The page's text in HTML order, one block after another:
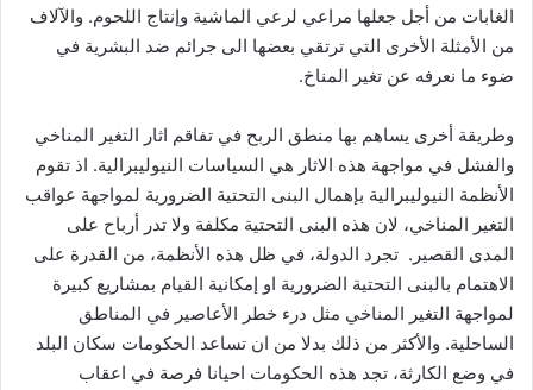
الغابات من أجل جعلها مراعي لرعي الماشية وإنتاج اللحوم. والآلاف
من الأمثلة الأخرى التي ترتقي بعضها الى جرائم ضد البشرية في
ضوء ما نعرفه عن تغير المناخ.
وطريقة أخرى يساهم بها منطق الربح في تفاقم اثار التغير المناخي
والفشل في مواجهة هذه الاثار هي السياسات النيوليبرالية. اذ تقوم
الأنظمة النيوليبرالية بإهمال البنى التحتية الضرورية لمواجهة عواقب
التغير المناخي، لان هذه البنى التحتية مكلفة ولا تدر أرباح على
المدى القصير. تجرد الدولة، في ظل هذه الأنظمة، من القدرة على
الاهتمام بالبنى التحتية الضرورية او إمكانية القيام بمشاريع كبيرة
لمواجهة التغير المناخي مثل درء خطر الأعاصير في المناطق
الساحلية. والأكثر من ذلك بدلا من ان تساعد الحكومات سكان البلد
في وضع الكارثة، تجد هذه الحكومات احيانا فرصة في اعقاب